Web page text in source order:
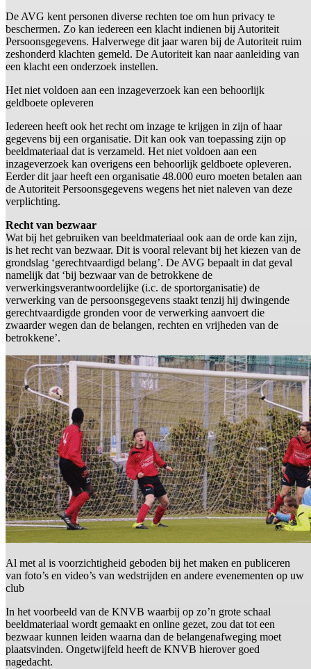
De AVG kent personen diverse rechten toe om hun privacy te
beschermen. Zo kan iedereen een klacht indienen bij Autoriteit
Persoonsgegevens. Halverwege dit jaar waren bij de Autoriteit ruim
zeshonderd klachten gemeld. De Autoriteit kan naar aanleiding van
een klacht een onderzoek instellen.
Het niet voldoen aan een inzageverzoek kan een behoorlijk
geldboete opleveren
Iedereen heeft ook het recht om inzage te krijgen in zijn of haar
gegevens bij een organisatie. Dit kan ook van toepassing zijn op
beeldmateriaal dat is verzameld. Het niet voldoen aan een
inzageverzoek kan overigens een behoorlijk geldboete opleveren.
Eerder dit jaar heeft een organisatie 48.000 euro moeten betalen aan
de Autoriteit Persoonsgegevens wegens het niet naleven van deze
verplichting.
Recht van bezwaar
Wat bij het gebruiken van beeldmateriaal ook aan de orde kan zijn,
is het recht van bezwaar. Dit is vooral relevant bij het kiezen van de
grondslag ‘gerechtvaardigd belang’. De AVG bepaalt in dat geval
namelijk dat ‘bij bezwaar van de betrokkene de
verwerkingsverantwoordelijke (i.c. de sportorganisatie) de
verwerking van de persoonsgegevens staakt tenzij hij dwingende
gerechtvaardigde gronden voor de verwerking aanvoert die
zwaarder wegen dan de belangen, rechten en vrijheden van de
betrokkene’.
Al met al is voorzichtigheid geboden bij het maken en publiceren
van foto’s en video’s van wedstrijden en andere evenementen op uw
club
In het voorbeeld van de KNVB waarbij op zo’n grote schaal
beeldmateriaal wordt gemaakt en online gezet, zou dat tot een
bezwaar kunnen leiden waarna dan de belangenafweging moet
plaatsvinden. Ongetwijfeld heeft de KNVB hierover goed
nagedacht.